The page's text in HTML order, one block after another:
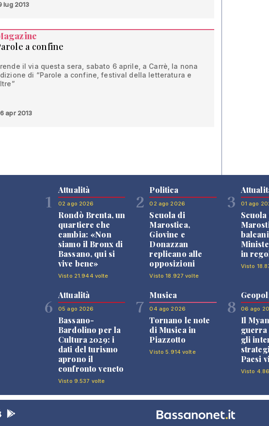
lug 2013
a confine
il via questa sera, sabato 6 aprile, a Carrè, la nona
di “Parole a confine, festival della letteratura e
apr 2013
1
Attualità
02 ago 2026
Rondò Brenta, un
quartiere che
cambia: «Non
siamo il Bronx di
Bassano, qui si
vive bene»
Visto 21.944 volte
2
Politica
02 ago 2026
Scuola di
Marostica,
Giovine e
Donazzan
replicano alle
opposizioni
Visto 18.927 volte
3 01 ago
in
Visto
6
Attualità
05 ago 2026
Bassano-
Bardolino per la
Cultura 2029: i
dati del turismo
aprono il
confronto veneto
Visto 9.537 volte
7
Musica
04 ago 2026
Tornano le note
di Musica in
Piazzotto
Visto 5.914 volte
8 06 ago
Il
guerra
gli
Paesi
Visto